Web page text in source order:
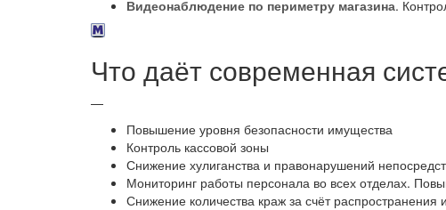
Видеонаблюдение по периметру магазина.
Что даёт современная
—
Повышение уровня безопасности имущества
Контроль кассовой зоны
Снижение хулиганства и правонарушений
Мониторинг работы персонала во всех отделах.
Снижение количества краж за счёт